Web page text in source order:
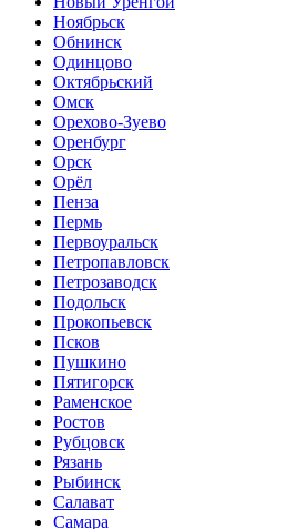
Ноябрьск
Обнинск
Одинцово
Октябрьский
Омск
Орехово-Зуево
Оренбург
Орск
Орёл
Пенза
Пермь
Первоуральск
Петропавловск
Петрозаводск
Подольск
Прокопьевск
Псков
Пушкино
Пятигорск
Раменское
Ростов
Рубцовск
Рязань
Рыбинск
Салават
Самара